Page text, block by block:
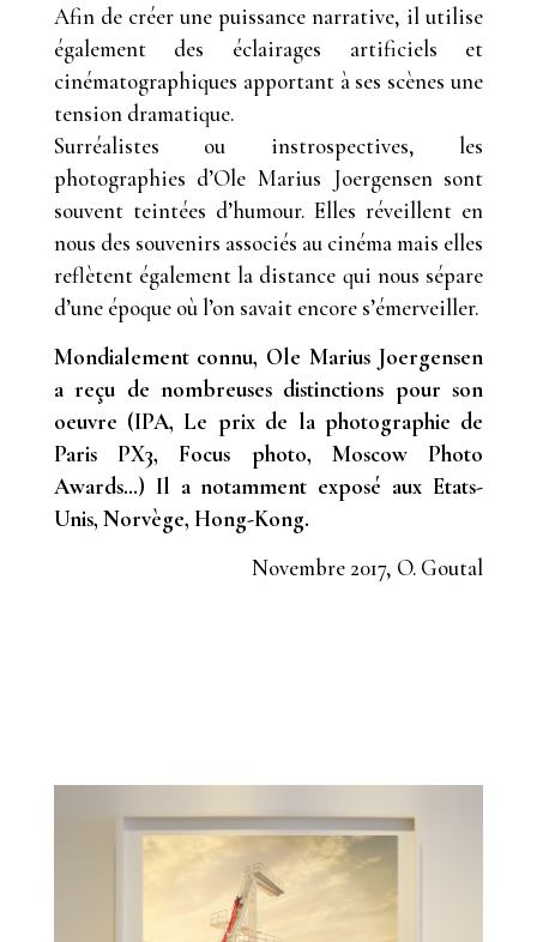
Afin de créer une puissance narrative, il utilise
également des éclairages artificiels et
cinématographiques apportant à ses scènes une
tension dramatique.
Surréalistes ou instrospectives, les
photographies d’Ole Marius Joergensen sont
souvent teintées d’humour. Elles réveillent en
nous des souvenirs associés au cinéma mais elles
reflètent également la distance qui nous sépare
d’une époque où l’on savait encore s’émerveiller.
Mondialement connu, Ole Marius Joergensen
a reçu de nombreuses distinctions pour son
oeuvre (IPA, Le prix de la photographie de
Paris PX3, Focus photo, Moscow Photo
Awards…) Il a notamment exposé aux Etats-
Unis, Norvège, Hong-Kong.
Novembre 2017, O. Goutal